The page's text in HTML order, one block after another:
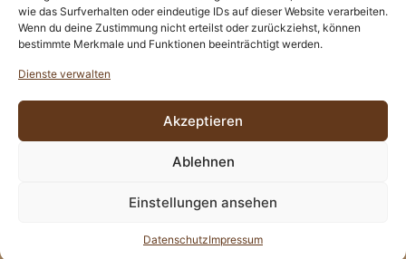
wie das Surfverhalten oder eindeutige IDs auf dieser Website verarbeiten.
Wenn du deine Zustimmung nicht erteilst oder zurückziehst, können
bestimmte Merkmale und Funktionen beeinträchtigt werden.
Dienste verwalten
Akzeptieren
Ablehnen
Einstellungen ansehen
DatenschutzImpressum